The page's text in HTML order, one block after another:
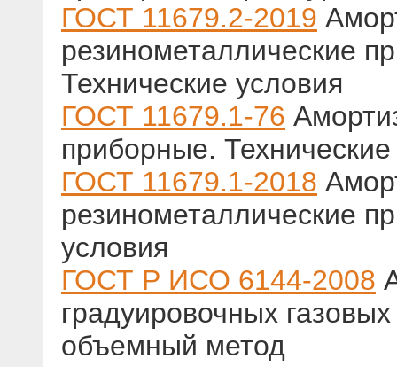
ГОСТ 11679.2-2019
резинометаллические
Технические условия
ГОСТ 11679.1-76
приборные.
ГОСТ 11679.1-2018
резинометаллические
условия
ГОСТ Р ИСО 6144-2008
градуировочных
объемный метод